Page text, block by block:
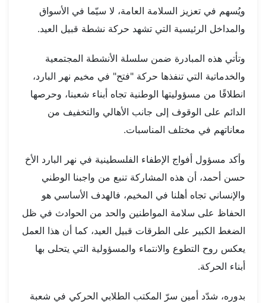
ويُسهم في تعزيز السلامة العامة، لا سيّما في الأسواق
والمداخل الرئيسية التي تشهد حركة نشطة قبيل العيد.
وتأتي هذه المبادرة ضمن سلسلة الأنشطة المجتمعية
والخدماتية التي تنفذها حركة "فتح" في مخيم نهر البارد،
انطلاقًا من مسؤوليتها الوطنية تجاه أبناء شعبنا، وحرصها
الدائم على الوقوف إلى جانب الأهالي والتخفيف من
معاناتهم في مختلف المناسبات.
وأكد مسؤول أفواج الإطفاء الفلسطينية في نهر البارد الأخ
حسن أحمد، أن هذه المشاركة تنبع من واجبنا الوطني
والإنساني تجاه أهلنا في المخيم، فالهدف الأساسي هو
الحفاظ على سلامة المواطنين والحد من الحوادث في ظل
الضغط الكبير على الطرقات قبيل العيد، كما أن هذا العمل
يعكس روح التطوع والانتماء والمسؤولية التي يتحلى بها
أبناء الحركة.
بدوره، شدّد أمين سرّ المكتب الطلابي الحركي في شعبة